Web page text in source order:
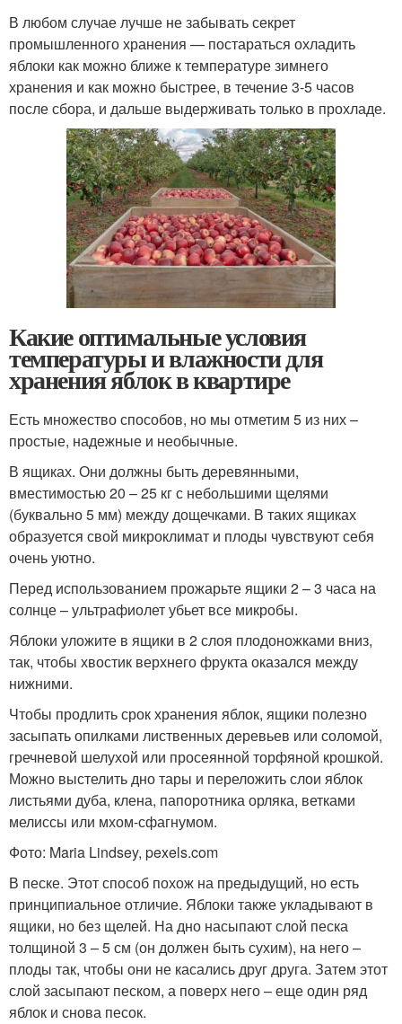
В любом случае лучше не забывать секрет
промышленного хранения — постараться охладить
яблоки как можно ближе к температуре зимнего
хранения и как можно быстрее, в течение 3-5 часов
после сбора, и дальше выдерживать только в прохладе.
Какие оптимальные условия
температуры и влажности для
хранения яблок в квартире
Есть множество способов, но мы отметим 5 из них –
простые, надежные и необычные.
В ящиках. Они должны быть деревянными,
вместимостью 20 – 25 кг с небольшими щелями
(буквально 5 мм) между дощечками. В таких ящиках
образуется свой микроклимат и плоды чувствуют себя
очень уютно.
Перед использованием прожарьте ящики 2 – 3 часа на
солнце – ультрафиолет убьет все микробы.
Яблоки уложите в ящики в 2 слоя плодоножками вниз,
так, чтобы хвостик верхнего фрукта оказался между
нижними.
Чтобы продлить срок хранения яблок, ящики полезно
засыпать опилками лиственных деревьев или соломой,
гречневой шелухой или просеянной торфяной крошкой.
Можно выстелить дно тары и переложить слои яблок
листьями дуба, клена, папоротника орляка, ветками
мелиссы или мхом-сфагнумом.
Фото: Maria Lindsey, pexels.com
В песке. Этот способ похож на предыдущий, но есть
принципиальное отличие. Яблоки также укладывают в
ящики, но без щелей. На дно насыпают слой песка
толщиной 3 – 5 см (он должен быть сухим), на него –
плоды так, чтобы они не касались друг друга. Затем этот
слой засыпают песком, а поверх него – еще один ряд
яблок и снова песок.